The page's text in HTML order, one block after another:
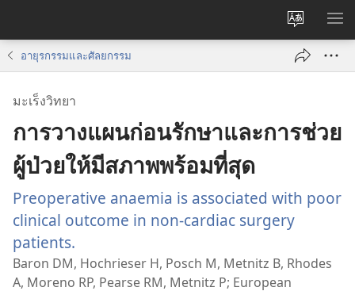
เปลี่ยน
ภาษา
แส
อายุรกรรมและศัลยกรรม
มะเร็งวิทยา
การวางแผนก่อนรักษาและการช่วย
ผู้ป่วยให้มีสภาพพร้อมที่สุด
Preoperative anaemia is associated with poor
clinical outcome in non-cardiac surgery
patients.
หน้าต่าง
ใหม่)
Baron DM, Hochrieser H, Posch M, Metnitz B, Rhodes
A, Moreno RP, Pearse RM, Metnitz P; European